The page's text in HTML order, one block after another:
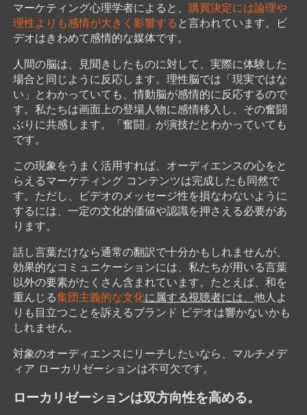
マーケティング心理学者によると、 購買決定には論理や
理性よりも感情が大きく影響する と言われています。ビ
デオはきわめて感情的な媒体です。
人間の脳は、見聞きしたものに対して、実際に体験した
場合と同じように反応します。理性脳では「現実ではな
い」とわかっていても、情動脳が感情的に反応するので
す。私たちは画面上の登場人物に感情移入し、その奮闘
ぶりに共感します。「奮闘」が演技だとわかっていても
です。
この現象をうまく活用すれば、オーディエンスの心をと
らえるマーケティング コンテンツは完成したも同然で
す。ただし、ビデオのメッセージ性を損なわないように
するには、一定の文化的価値や認識を押さえる必要があ
ります。
話し言葉だけなら通常の翻訳で十分かもしれませんが、
効果的なコミュニケーションには、私たちが用いる言葉
以外の要素がたくさん含まれています。たとえば、和を
重んじる集団主義的な文化に属する視聴者には、 他人よ
りも目立つことを訴えるブランド ビデオは響かないかも
しれません。
対象のオーディエンスにリーチしたいなら、マルチメデ
ィア ローカリゼーションは不可欠です。
ローカリゼーションは双方向性を高める。